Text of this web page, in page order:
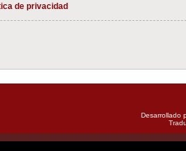
de privacidad
Desarrollado